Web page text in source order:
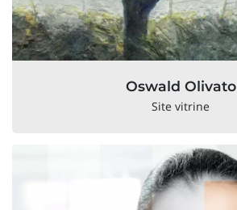
Oswald Olivato
Site vitrine